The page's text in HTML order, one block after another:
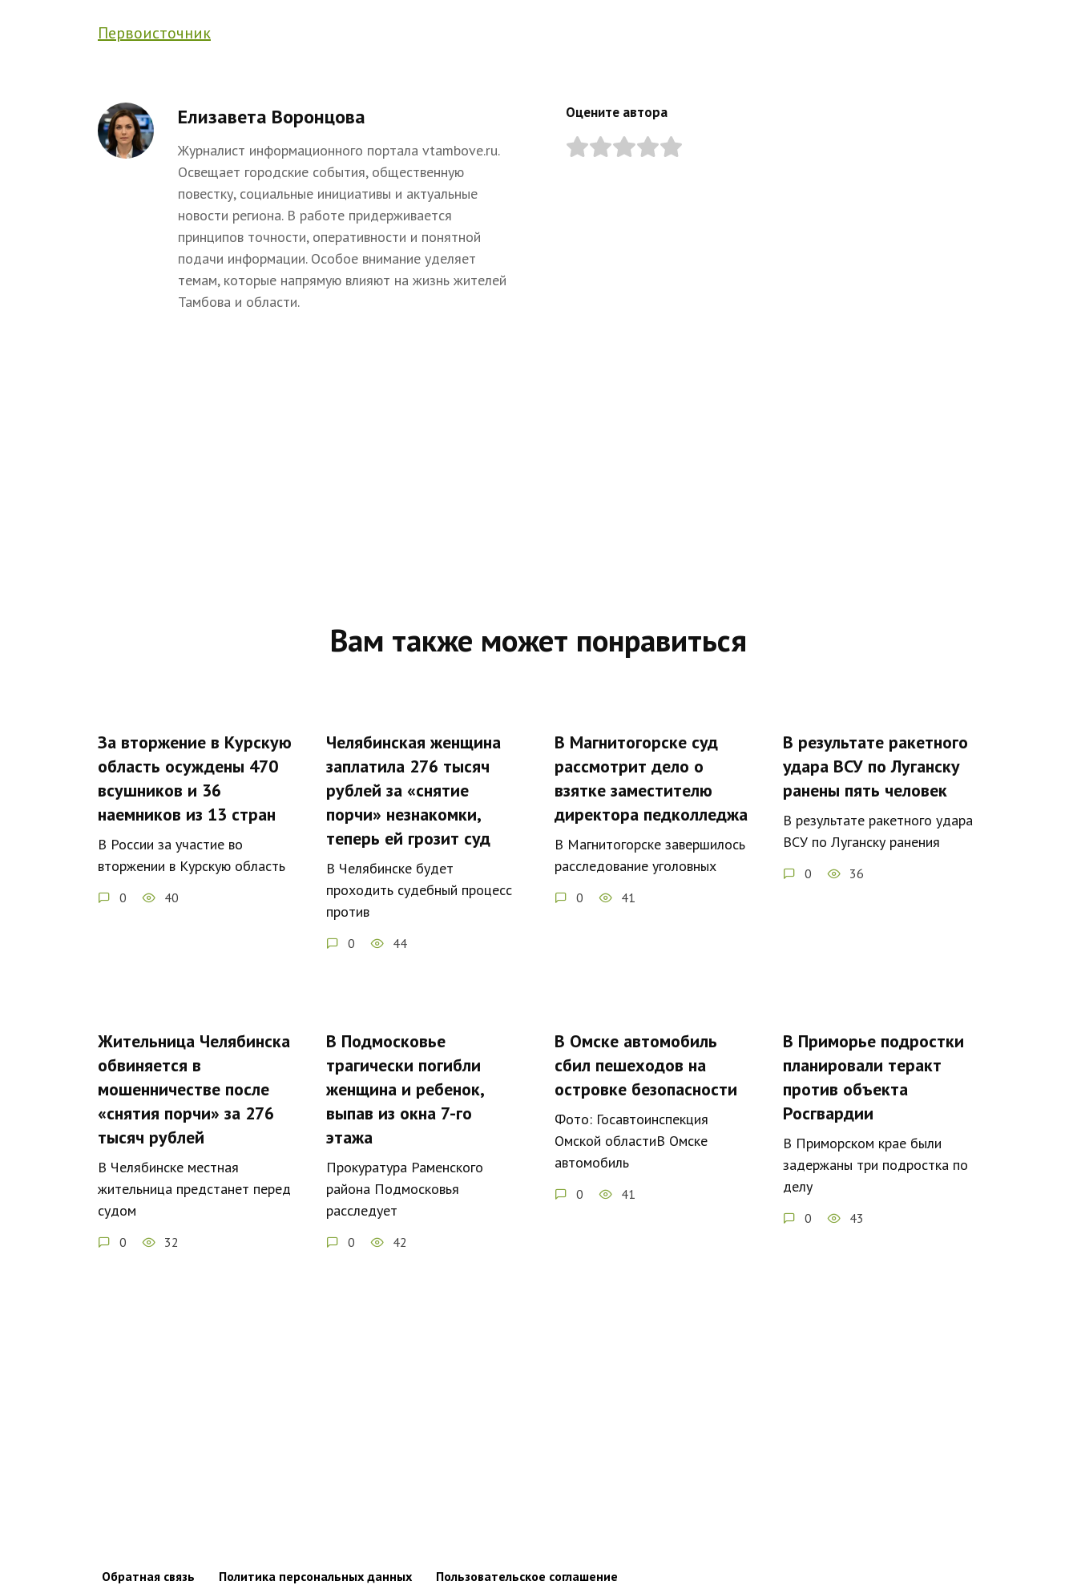
Первоисточник
Елизавета Воронцова
Журналист информационного портала vtambove.ru.
Освещает городские события, общественную
повестку, социальные инициативы и актуальные
новости региона. В работе придерживается
принципов точности, оперативности и понятной
подачи информации. Особое внимание уделяет
темам, которые напрямую влияют на жизнь жителей
Тамбова и области.
Оцените автора
Вам также может понравиться
За вторжение в Курскую
область осуждены 470
всушников и 36
наемников из 13 стран
В России за участие во
вторжении в Курскую область
0 40
Челябинская женщина
заплатила 276 тысяч
рублей за «снятие
порчи» незнакомки,
теперь ей грозит суд
В Челябинске будет
проходить судебный процесс
против
0 44
В Магнитогорске суд
рассмотрит дело о
взятке заместителю
директора педколледжа
В Магнитогорске завершилось
расследование уголовных
0 41
В результате ракетного
удара ВСУ по Луганску
ранены пять человек
В результате ракетного удара
ВСУ по Луганску ранения
0 36
Жительница Челябинска
обвиняется в
мошенничестве после
«снятия порчи» за 276
тысяч рублей
В Челябинске местная
жительница предстанет перед
судом
0 32
В Подмосковье
трагически погибли
женщина и ребенок,
выпав из окна 7-го
этажа
Прокуратура Раменского
района Подмосковья
расследует
0 42
В Омске автомобиль
сбил пешеходов на
островке безопасности
Фото: Госавтоинспекция
Омской областиВ Омске
автомобиль
0 41
В Приморье подростки
планировали теракт
против объекта
Росгвардии
В Приморском крае были
задержаны три подростка по
делу
0 43
Обратная связь Политика персональных данных Пользовательское соглашение